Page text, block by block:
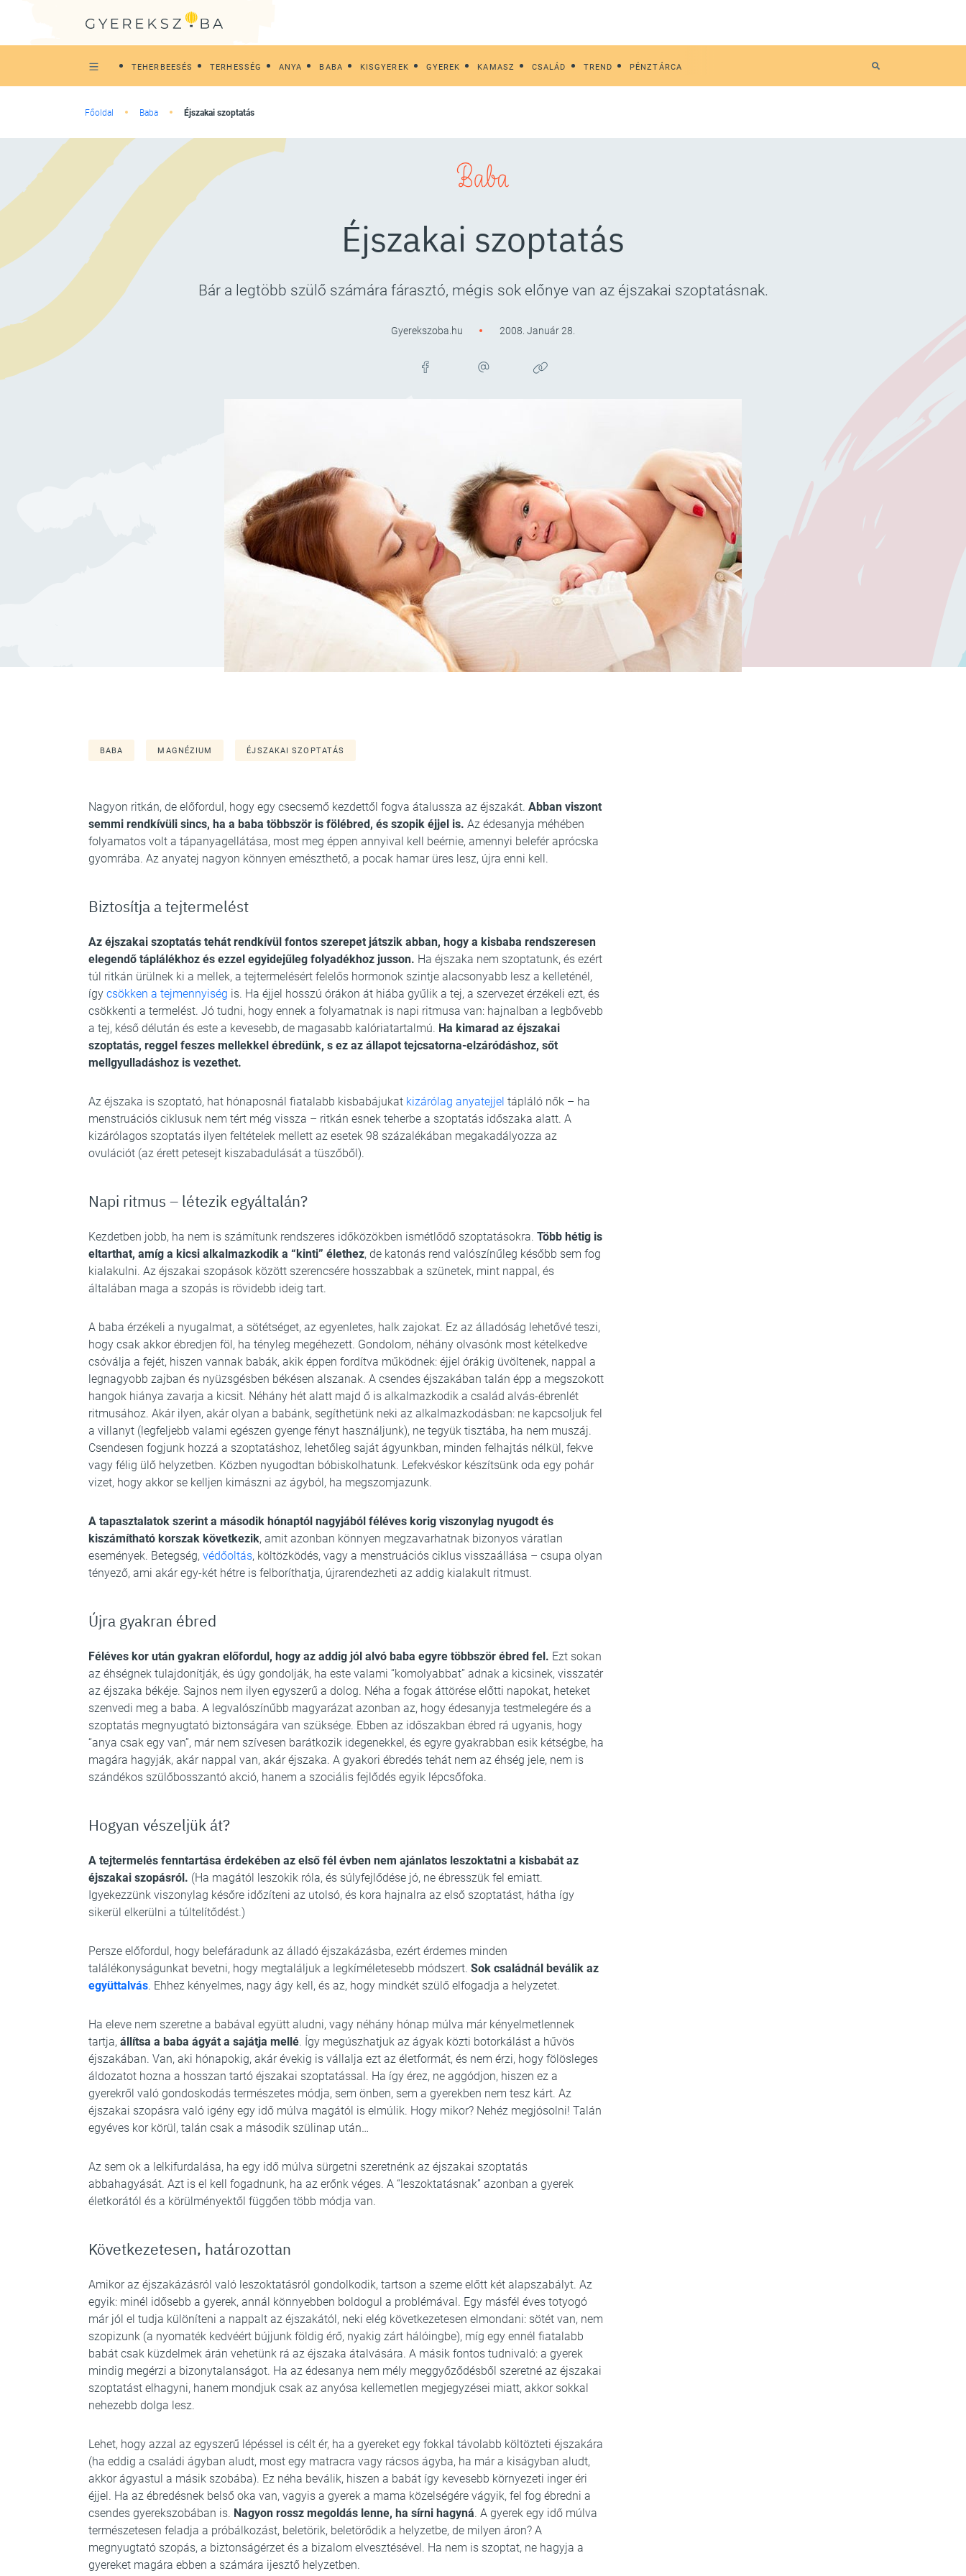
TEHERBEESÉS TERHESSÉG ANYA BABA KISGYEREK GYEREK KAMASZ CSALÁD TREND PÉNZTÁRCA
Főoldal Baba Éjszakai szoptatás
Baba
Éjszakai szoptatás
Bár a legtöbb szülő számára fárasztó, mégis sok előnye van az éjszakai szoptatásnak.
Gyerekszoba.hu 2008. Január 28.
BABA MAGNÉZIUM ÉJSZAKAI SZOPTATÁS
Nagyon ritkán, de előfordul, hogy egy csecsemő kezdettől fogva átalussza az éjszakát. Abban viszont
semmi rendkívüli sincs, ha a baba többször is fölébred, és szopik éjjel is. Az édesanyja méhében
folyamatos volt a tápanyagellátása, most meg éppen annyival kell beérnie, amennyi belefér aprócska
gyomrába. Az anyatej nagyon könnyen emészthető, a pocak hamar üres lesz, újra enni kell.
Biztosítja a tejtermelést
Az éjszakai szoptatás tehát rendkívül fontos szerepet játszik abban, hogy a kisbaba rendszeresen
elegendő táplálékhoz és ezzel egyidejűleg folyadékhoz jusson. Ha éjszaka nem szoptatunk, és ezért
túl ritkán ürülnek ki a mellek, a tejtermelésért felelős hormonok szintje alacsonyabb lesz a kelleténél,
így csökken a tejmennyiség is. Ha éjjel hosszú órákon át hiába gyűlik a tej, a szervezet érzékeli ezt, és
csökkenti a termelést. Jó tudni, hogy ennek a folyamatnak is napi ritmusa van: hajnalban a legbővebb
a tej, késő délután és este a kevesebb, de magasabb kalóriatartalmú. Ha kimarad az éjszakai
szoptatás, reggel feszes mellekkel ébredünk, s ez az állapot tejcsatorna-elzáródáshoz, sőt
mellgyulladáshoz is vezethet.
Az éjszaka is szoptató, hat hónaposnál fiatalabb kisbabájukat kizárólag anyatejjel tápláló nők – ha
menstruációs ciklusuk nem tért még vissza – ritkán esnek teherbe a szoptatás időszaka alatt. A
kizárólagos szoptatás ilyen feltételek mellett az esetek 98 százalékában megakadályozza az
ovulációt (az érett petesejt kiszabadulását a tüszőből).
Napi ritmus – létezik egyáltalán?
Kezdetben jobb, ha nem is számítunk rendszeres időközökben ismétlődő szoptatásokra. Több hétig is
eltarthat, amíg a kicsi alkalmazkodik a “kinti” élethez, de katonás rend valószínűleg később sem fog
kialakulni. Az éjszakai szopások között szerencsére hosszabbak a szünetek, mint nappal, és
általában maga a szopás is rövidebb ideig tart.
A baba érzékeli a nyugalmat, a sötétséget, az egyenletes, halk zajokat. Ez az álladóság lehetővé teszi,
hogy csak akkor ébredjen föl, ha tényleg megéhezett. Gondolom, néhány olvasónk most kételkedve
csóválja a fejét, hiszen vannak babák, akik éppen fordítva működnek: éjjel órákig üvöltenek, nappal a
legnagyobb zajban és nyüzsgésben békésen alszanak. A csendes éjszakában talán épp a megszokott
hangok hiánya zavarja a kicsit. Néhány hét alatt majd ő is alkalmazkodik a család alvás-ébrenlét
ritmusához. Akár ilyen, akár olyan a babánk, segíthetünk neki az alkalmazkodásban: ne kapcsoljuk fel
a villanyt (legfeljebb valami egészen gyenge fényt használjunk), ne tegyük tisztába, ha nem muszáj.
Csendesen fogjunk hozzá a szoptatáshoz, lehetőleg saját ágyunkban, minden felhajtás nélkül, fekve
vagy félig ülő helyzetben. Közben nyugodtan bóbiskolhatunk. Lefekvéskor készítsünk oda egy pohár
vizet, hogy akkor se kelljen kimászni az ágyból, ha megszomjazunk.
A tapasztalatok szerint a második hónaptól nagyjából féléves korig viszonylag nyugodt és
kiszámítható korszak következik, amit azonban könnyen megzavarhatnak bizonyos váratlan
események. Betegség, védőoltás, költözködés, vagy a menstruációs ciklus visszaállása – csupa olyan
tényező, ami akár egy-két hétre is felboríthatja, újrarendezheti az addig kialakult ritmust.
Újra gyakran ébred
Féléves kor után gyakran előfordul, hogy az addig jól alvó baba egyre többször ébred fel. Ezt sokan
az éhségnek tulajdonítják, és úgy gondolják, ha este valami “komolyabbat” adnak a kicsinek, visszatér
az éjszaka békéje. Sajnos nem ilyen egyszerű a dolog. Néha a fogak áttörése előtti napokat, heteket
szenvedi meg a baba. A legvalószínűbb magyarázat azonban az, hogy édesanyja testmelegére és a
szoptatás megnyugtató biztonságára van szüksége. Ebben az időszakban ébred rá ugyanis, hogy
“anya csak egy van”, már nem szívesen barátkozik idegenekkel, és egyre gyakrabban esik kétségbe, ha
magára hagyják, akár nappal van, akár éjszaka. A gyakori ébredés tehát nem az éhség jele, nem is
szándékos szülőbosszantó akció, hanem a szociális fejlődés egyik lépcsőfoka.
Hogyan vészeljük át?
A tejtermelés fenntartása érdekében az első fél évben nem ajánlatos leszoktatni a kisbabát az
éjszakai szopásról. (Ha magától leszokik róla, és súlyfejlődése jó, ne ébresszük fel emiatt.
Igyekezzünk viszonylag későre időzíteni az utolsó, és kora hajnalra az első szoptatást, hátha így
sikerül elkerülni a túltelítődést.)
Persze előfordul, hogy belefáradunk az álladó éjszakázásba, ezért érdemes minden
találékonyságunkat bevetni, hogy megtaláljuk a legkíméletesebb módszert. Sok családnál beválik az
együttalvás. Ehhez kényelmes, nagy ágy kell, és az, hogy mindkét szülő elfogadja a helyzetet.
Ha eleve nem szeretne a babával együtt aludni, vagy néhány hónap múlva már kényelmetlennek
tartja, állítsa a baba ágyát a sajátja mellé. Így megúszhatjuk az ágyak közti botorkálást a hűvös
éjszakában. Van, aki hónapokig, akár évekig is vállalja ezt az életformát, és nem érzi, hogy fölösleges
áldozatot hozna a hosszan tartó éjszakai szoptatással. Ha így érez, ne aggódjon, hiszen ez a
gyerekről való gondoskodás természetes módja, sem önben, sem a gyerekben nem tesz kárt. Az
éjszakai szopásra való igény egy idő múlva magától is elmúlik. Hogy mikor? Nehéz megjósolni! Talán
egyéves kor körül, talán csak a második szülinap után…
Az sem ok a lelkifurdalása, ha egy idő múlva sürgetni szeretnénk az éjszakai szoptatás
abbahagyását. Azt is el kell fogadnunk, ha az erőnk véges. A “leszoktatásnak” azonban a gyerek
életkorától és a körülményektől függően több módja van.
Következetesen, határozottan
Amikor az éjszakázásról való leszoktatásról gondolkodik, tartson a szeme előtt két alapszabályt. Az
egyik: minél idősebb a gyerek, annál könnyebben boldogul a problémával. Egy másfél éves totyogó
már jól el tudja különíteni a nappalt az éjszakától, neki elég következetesen elmondani: sötét van, nem
szopizunk (a nyomaték kedvéért bújjunk földig érő, nyakig zárt hálóingbe), míg egy ennél fiatalabb
babát csak küzdelmek árán vehetünk rá az éjszaka átalvására. A másik fontos tudnivaló: a gyerek
mindig megérzi a bizonytalanságot. Ha az édesanya nem mély meggyőződésből szeretné az éjszakai
szoptatást elhagyni, hanem mondjuk csak az anyósa kellemetlen megjegyzései miatt, akkor sokkal
nehezebb dolga lesz.
Lehet, hogy azzal az egyszerű lépéssel is célt ér, ha a gyereket egy fokkal távolabb költözteti éjszakára
(ha eddig a családi ágyban aludt, most egy matracra vagy rácsos ágyba, ha már a kiságyban aludt,
akkor ágyastul a másik szobába). Ez néha beválik, hiszen a babát így kevesebb környezeti inger éri
éjjel. Ha az ébredésnek belső oka van, vagyis a gyerek a mama közelségére vágyik, fel fog ébredni a
csendes gyerekszobában is. Nagyon rossz megoldás lenne, ha sírni hagyná. A gyerek egy idő múlva
természetesen feladja a próbálkozást, beletörik, beletörődik a helyzetbe, de milyen áron? A
megnyugtató szopás, a biztonságérzet és a bizalom elvesztésével. Ha nem is szoptat, ne hagyja a
gyereket magára ebben a számára ijesztő helyzetben.